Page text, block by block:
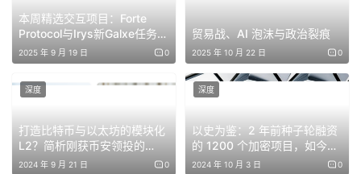
美元的的法定价格，远低于当前市场价格。因此，若黄金证
书的价值被更新以反映当前市场价格，将导致联邦储备资产
负债表上的资产价值大幅增加。也就是说，如果可以将黄金
储备的价值从每盎司 42.22 美元提高到接近当前市场价格
表上的资产增加数兆美元，Lummis 则提议可以藉由这种新
增的”帐面”价值作为购买比特币的资金来源。
本周精选交互项目：Forte
Protocol与Irys新Galxe任务、
pretrillions“零撸”赚积分
2025 年 9 月 19 日 0
贸易战、AI 泡沫与政治裂痕
2025 年 10 月 22 日 0
打造比特币与以太坊的模块化
L2？简析刚获币安领投的
Hemi
2024 年 9 月 21 日 0
深度
以史为鉴：2 年前种子轮融资
的 1200 个加密项目，如今安
在？
2024 年 10 月 3 日 0
深度